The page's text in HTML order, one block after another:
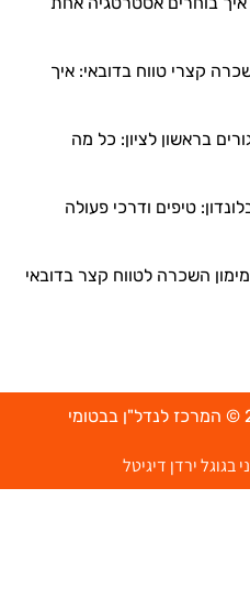
קצרי טווח בדובאי: איך
בראשון לציון: כל מה
טיפים ודרכי פעולה
השכרה לטווח קצר בדובאי
בגוגל ירדן דיגיטל